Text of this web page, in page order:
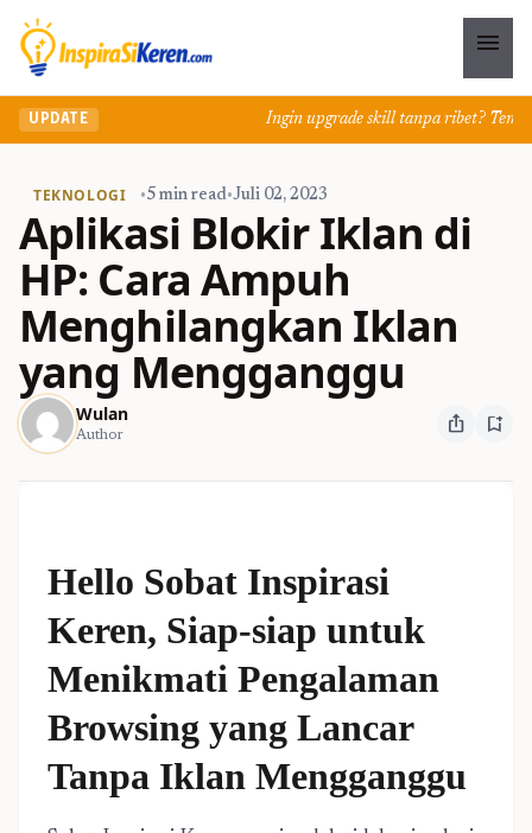
menu
UPDATE Ingin upgrade skill tanpa ribet?
TEKNOLOGI •5 min read•Juli 02, 2023
Aplikasi Blokir Iklan di
HP: Cara Ampuh
Menghilangkan Iklan
yang Mengganggu
Wulan
Author ios_share bookmark_add
Hello Sobat Inspirasi
Keren, Siap-siap untuk
Menikmati Pengalaman
Browsing yang Lancar
Tanpa Iklan Mengganggu